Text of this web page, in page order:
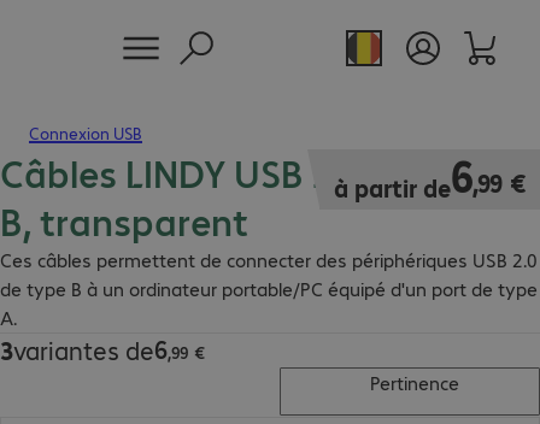
Connexion USB
Câbles LINDY USB 2.0 type A -
B, transparent
Ces câbles permettent de connecter des périphériques USB 2.0
de type B à un ordinateur portable/PC équipé d'un port de type
A.
à partir de6,99 €
6,99 €
3variantes de6,99 €
6,99 €
Pertinence